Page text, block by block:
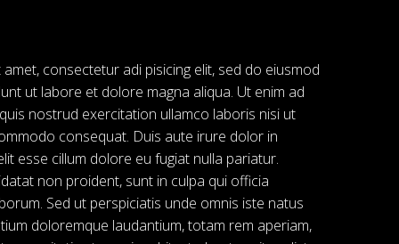
consectetur adi pisicing elit, sed do eiusmod
ut labore et dolore magna aliqua. Ut enim ad
nostrud exercitation ullamco laboris nisi ut
consequat. Duis aute irure dolor in
esse cillum dolore eu fugiat nulla pariatur.
non proident, sunt in culpa qui officia
Sed ut perspiciatis unde omnis iste natus
doloremque laudantium, totam rem aperiam,